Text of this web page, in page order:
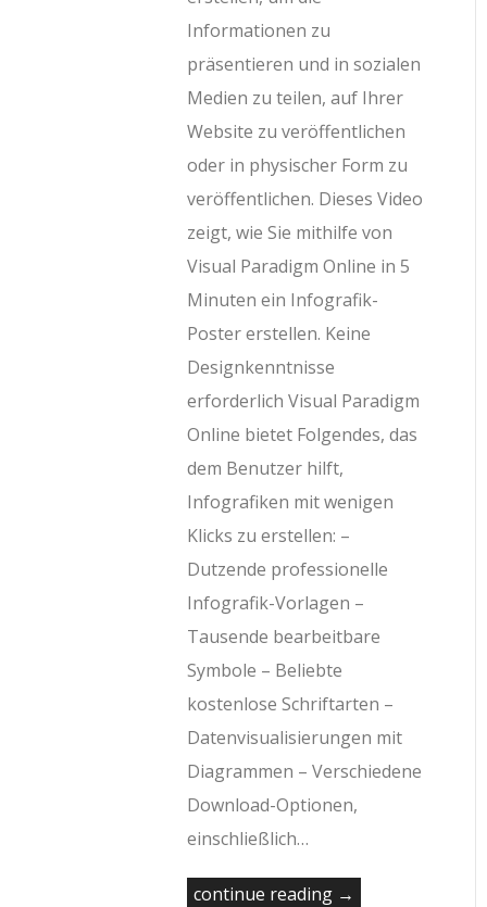
Informationen zu
präsentieren und in sozialen
Medien zu teilen, auf Ihrer
Website zu veröffentlichen
oder in physischer Form zu
veröffentlichen. Dieses Video
zeigt, wie Sie mithilfe von
Visual Paradigm Online in 5
Minuten ein Infografik-
Poster erstellen. Keine
Designkenntnisse
erforderlich Visual Paradigm
Online bietet Folgendes, das
dem Benutzer hilft,
Infografiken mit wenigen
Klicks zu erstellen: –
Dutzende professionelle
Infografik-Vorlagen –
Tausende bearbeitbare
Symbole – Beliebte
kostenlose Schriftarten –
Datenvisualisierungen mit
Diagrammen – Verschiedene
Download-Optionen,
einschließlich…
continue reading →